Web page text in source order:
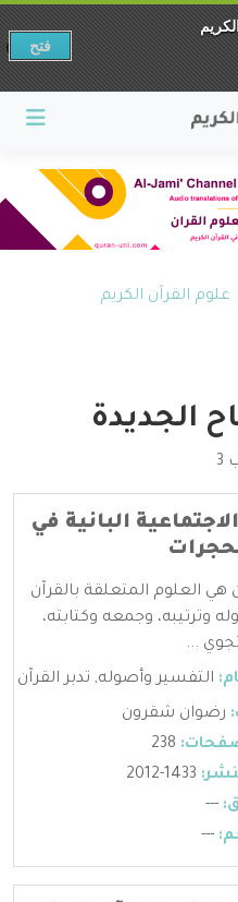
علوم القرآن الكريم
الجديدة
البانية في
هي العلوم المتعلقة بالقرآن
وترتيبه، وجمعه وكتابته،
...
التفسير وأصوله, تدبر القرآن
رضوان شقرون
---
---
فتح